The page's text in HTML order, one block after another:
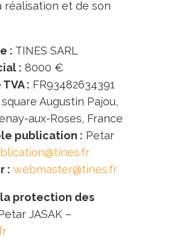
réalisation et de son
: TINES SARL
: 8000 €
: FR93482634391
square Augustin Pajou,
aux-Roses, France
publication : Petar
: webmaster@tines.fr
protection des
JASAK –